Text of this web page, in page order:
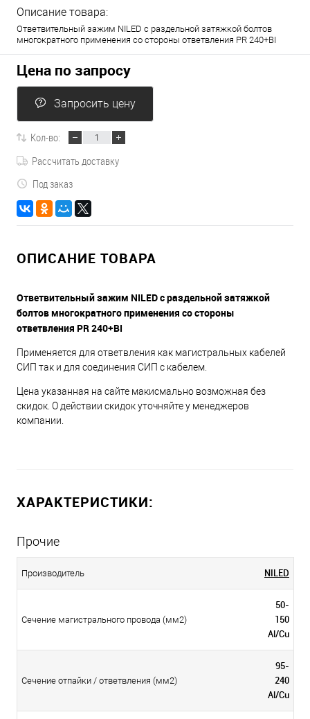
Описание товара:
Ответвительный зажим NILED с раздельной затяжкой болтов
многократного применения со стороны ответвления РR 240+BI
Цена по запросу
Запросить цену
Кол-во:
Рассчитать доставку
Под заказ
ОПИСАНИЕ ТОВАРА
Ответвительный зажим NILED с раздельной затяжкой
болтов многократного применения со стороны
ответвления РR 240+BI
Применяется для ответвления как магистральных кабелей
СИП так и для соединения СИП с кабелем.
Цена указанная на сайте макисмально возможная без
скидок. О действии скидок уточняйте у менеджеров
компании.
ХАРАКТЕРИСТИКИ:
Прочие
Производитель NILED
Сечение магистрального провода (мм2)
50-
150
Al/Cu
Сечение отпайки / ответвления (мм2)
95-
240
Al/Cu